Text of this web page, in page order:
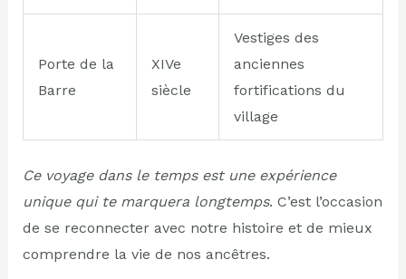
Porte de la
Barre
XIVe
siècle
Vestiges des
anciennes
fortifications du
village
Ce voyage dans le temps est une expérience
unique qui te marquera longtemps. C’est l’occasion
de se reconnecter avec notre histoire et de mieux
comprendre la vie de nos ancêtres.